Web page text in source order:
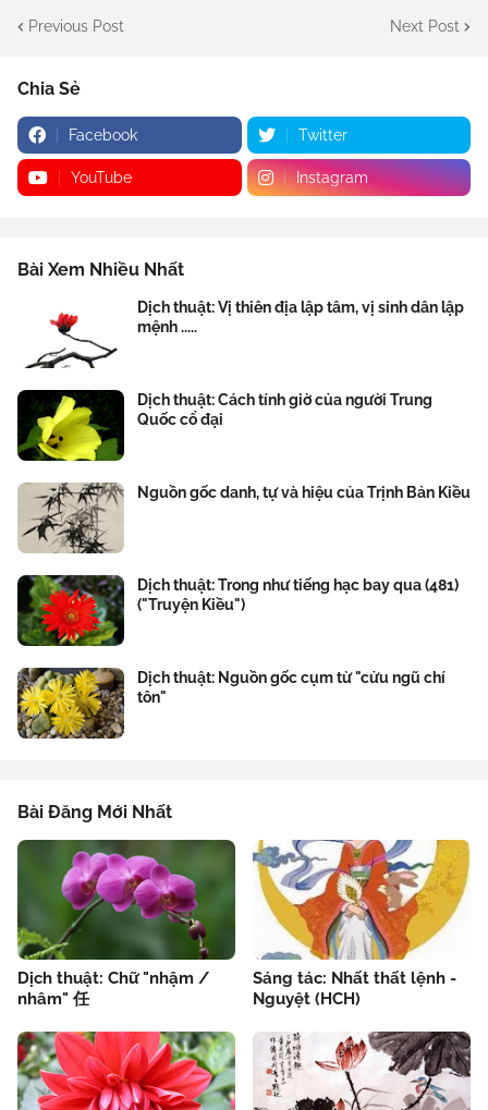
Previous Post Next Post
Chia Sẻ
Facebook Twitter
YouTube Instagram
Bài Xem Nhiều Nhất
Dịch thuật: Vị thiên địa lập tâm, vị sinh dân lập
mệnh .....
Dịch thuật: Cách tính giờ của người Trung
Quốc cổ đại
Nguồn gốc danh, tự và hiệu của Trịnh Bản Kiều
Dịch thuật: Trong như tiếng hạc bay qua (481)
("Truyện Kiều")
Dịch thuật: Nguồn gốc cụm từ "cửu ngũ chí
tôn"
Bài Đăng Mới Nhất
Dịch thuật: Chữ "nhậm /
nhâm" 任
Sáng tác: Nhất thất lệnh -
Nguyệt (HCH)